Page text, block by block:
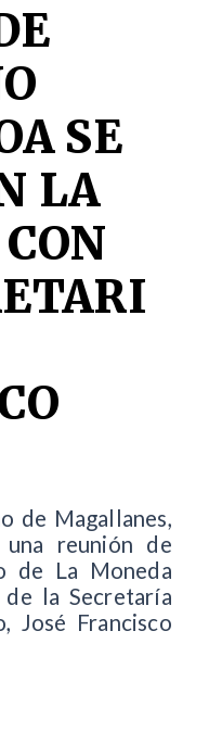
SE
LA
de Magallanes,
reunión de
de La Moneda
la Secretaría
José Francisco